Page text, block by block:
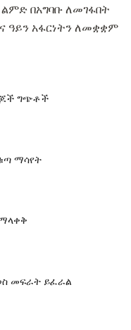
በአግባቡ ለመገፋበት
ዓይን አፋርነትን ለመቋቋም
ግጭቶች
ማሳየት
መፍራት ይፈራል